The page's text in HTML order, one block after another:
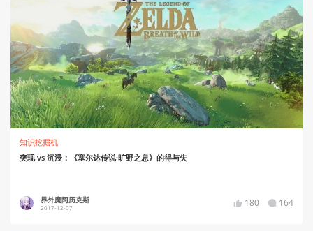
知识挖掘机
突现 vs 沉浸：《塞尔达传说·旷野之息》的得与失
界外魔阿历克斯
2017-12-07 180 164